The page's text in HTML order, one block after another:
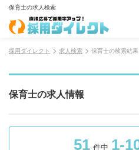
保育士の求人検索
採用ダイレクト 求人検索 保育士の検索結果
保育士の求人情報
51 件中 1-